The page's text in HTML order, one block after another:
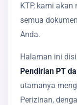
KTP, kami
semua
Anda.
Halaman ini
Pendirian PT
utamanya
Perizinan,